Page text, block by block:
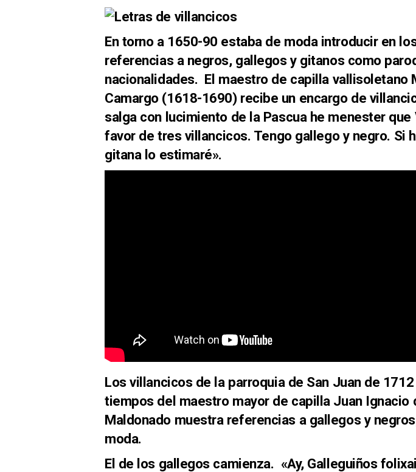
En torno a 1650-90 estaba de moda introducir en
referencias a negros, gallegos y gitanos como
nacionalidades. El maestro de capilla vallisoletano
Camargo (1618-1690) recibe un encargo de
salga con lucimiento de la Pascua he menester que
favor de tres villancicos. Tengo gallego y negro. Si
gitana lo estimaré».
Los villancicos de la parroquia de San Juan de
tiempos del maestro mayor de capilla Juan Ignacio
Maldonado muestra referencias a gallegos y
moda.
El de los gallegos camienza. «Ay, Galleguiños